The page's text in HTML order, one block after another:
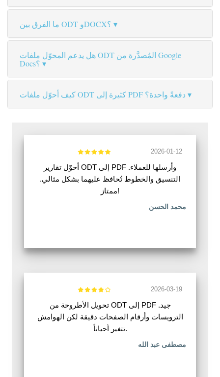
ما الفرق بين ODT وDOCX؟
هل يدعم المحوّل ملفات ODT المُصدَّرة من Google
Docs؟
كيف أحوّل ملفات ODT كثيرة إلى PDF دفعةً واحدة؟
2026-01-12
أحوّل تقارير ODT إلى PDF وأرسلها للعملاء.
التنسيق والخطوط تُحافظ عليهما بشكل مثالي.
ممتاز!
محمد الحسن
2026-03-19
تحويل الأطروحة من ODT إلى PDF جيد.
الترويسات وأرقام الصفحات دقيقة لكن الهوامش
تتغير أحياناً.
مصطفى عبد الله